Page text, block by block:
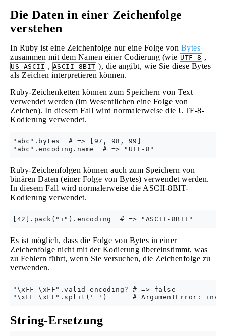
Die Daten in einer Zeichenfolge
verstehen
In Ruby ist eine Zeichenfolge nur eine Folge von Bytes
zusammen mit dem Namen einer Codierung (wie UTF-8 ,
US-ASCII , ASCII-8BIT ), die angibt, wie Sie diese Bytes
als Zeichen interpretieren können.
Ruby-Zeichenketten können zum Speichern von Text
verwendet werden (im Wesentlichen eine Folge von
Zeichen). In diesem Fall wird normalerweise die UTF-8-
Kodierung verwendet.
"abc".bytes  # => [97, 98, 99]
Ruby-Zeichenfolgen können auch zum Speichern von
binären Daten (einer Folge von Bytes) verwendet werden.
In diesem Fall wird normalerweise die ASCII-8BIT-
Kodierung verwendet.
Es ist möglich, dass die Folge von Bytes in einer
Zeichenfolge nicht mit der Kodierung übereinstimmt, was
zu Fehlern führt, wenn Sie versuchen, die Zeichenfolge zu
verwenden.
"\xFF \xFF".valid_encoding? # => false
String-Ersetzung